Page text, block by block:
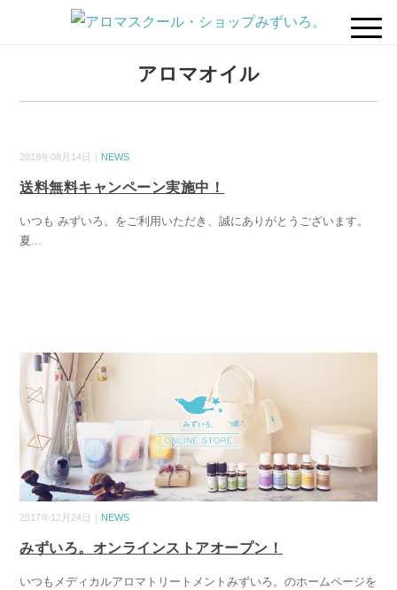
アロマオイル
2018年08月14日｜ NEWS
送料無料キャンペーン実施中！
いつも みずいろ。をご利用いただき、誠にありがとうございます。
夏...
2017年12月24日｜ NEWS
みずいろ。オンラインストアオープン！
いつもメディカルアロマトリートメントみずいろ。のホームページを